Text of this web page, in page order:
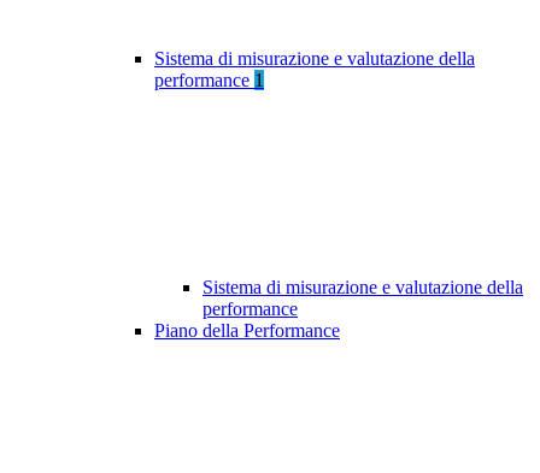
Sistema di misurazione e valutazione della
performance 1
Sistema di misurazione e valutazione della
performance
Piano della Performance